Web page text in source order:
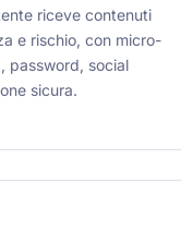
riceve contenuti
e rischio, con micro-
password, social
sicura.